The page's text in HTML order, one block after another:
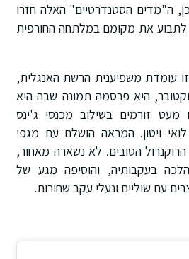
ה"מדים הסטנדרטיים" האלה חזרו
לתבוע את מקומם במלתחה החורפית
עומדת משפיענית הרשת האנגלית,
היא פרסמה תמונה שבה היא
מעט זורמים בשילוב מכנסי ג'ינס
ויטון. המראה הושלם עם מגפי
הרוקנרול הטובים. לא נשארה מאחור,
בעקבותיה, והוסיפה מגע של
עם שוליים ונעלי עקב שחורות.